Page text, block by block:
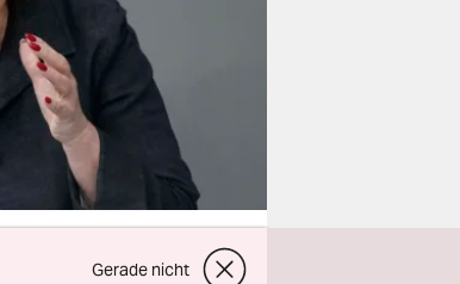
Gerade nicht